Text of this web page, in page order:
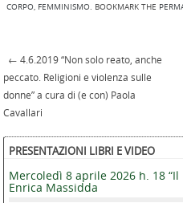
CORPO, FEMMINISMO. BOOKMARK THE
Post navigation
← 4.6.2019 “Non solo reato, anche
peccato. Religioni e violenza sulle
donne” a cura di (e con) Paola
Cavallari
PRESENTAZIONI LIBRI E VIDEO
Mercoledì 8 aprile 2026 h. 18
Enrica Massidda